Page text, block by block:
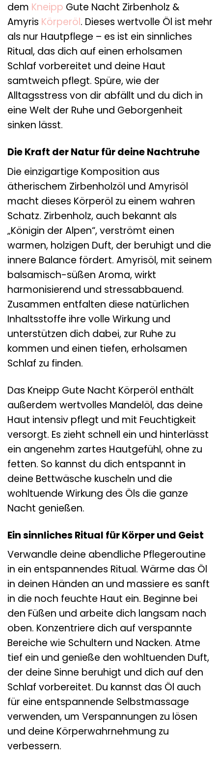
dem Kneipp Gute Nacht Zirbenholz &
Amyris Körperöl. Dieses wertvolle Öl ist mehr
als nur Hautpflege – es ist ein sinnliches
Ritual, das dich auf einen erholsamen
Schlaf vorbereitet und deine Haut
samtweich pflegt. Spüre, wie der
Alltagsstress von dir abfällt und du dich in
eine Welt der Ruhe und Geborgenheit
sinken lässt.
Die Kraft der Natur für deine Nachtruhe
Die einzigartige Komposition aus
ätherischem Zirbenholzöl und Amyrisöl
macht dieses Körperöl zu einem wahren
Schatz. Zirbenholz, auch bekannt als
„Königin der Alpen“, verströmt einen
warmen, holzigen Duft, der beruhigt und die
innere Balance fördert. Amyrisöl, mit seinem
balsamisch-süßen Aroma, wirkt
harmonisierend und stressabbauend.
Zusammen entfalten diese natürlichen
Inhaltsstoffe ihre volle Wirkung und
unterstützen dich dabei, zur Ruhe zu
kommen und einen tiefen, erholsamen
Schlaf zu finden.
Das Kneipp Gute Nacht Körperöl enthält
außerdem wertvolles Mandelöl, das deine
Haut intensiv pflegt und mit Feuchtigkeit
versorgt. Es zieht schnell ein und hinterlässt
ein angenehm zartes Hautgefühl, ohne zu
fetten. So kannst du dich entspannt in
deine Bettwäsche kuscheln und die
wohltuende Wirkung des Öls die ganze
Nacht genießen.
Ein sinnliches Ritual für Körper und Geist
Verwandle deine abendliche Pflegeroutine
in ein entspannendes Ritual. Wärme das Öl
in deinen Händen an und massiere es sanft
in die noch feuchte Haut ein. Beginne bei
den Füßen und arbeite dich langsam nach
oben. Konzentriere dich auf verspannte
Bereiche wie Schultern und Nacken. Atme
tief ein und genieße den wohltuenden Duft,
der deine Sinne beruhigt und dich auf den
Schlaf vorbereitet. Du kannst das Öl auch
für eine entspannende Selbstmassage
verwenden, um Verspannungen zu lösen
und deine Körperwahrnehmung zu
verbessern.